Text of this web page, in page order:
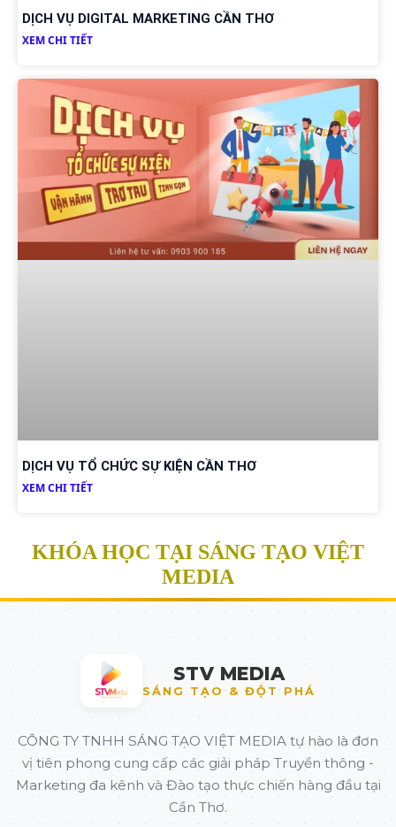
DỊCH VỤ DIGITAL MARKETING CẦN THƠ
XEM CHI TIẾT
DỊCH VỤ TỔ CHỨC SỰ KIỆN CẦN THƠ
XEM CHI TIẾT
KHÓA HỌC TẠI SÁNG TẠO VIỆT
MEDIA
STV MEDIA
SÁNG TẠO & ĐỘT PHÁ
CÔNG TY TNHH SÁNG TẠO VIỆT MEDIA tự hào là đơn
vị tiên phong cung cấp các giải pháp Truyền thông -
Marketing đa kênh và Đào tạo thực chiến hàng đầu tại
Cần Thơ.